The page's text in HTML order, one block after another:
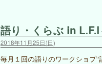
語り・くらぶ in L.F.I
2018年11月25日(日)
毎月１回の語りのワークショプ